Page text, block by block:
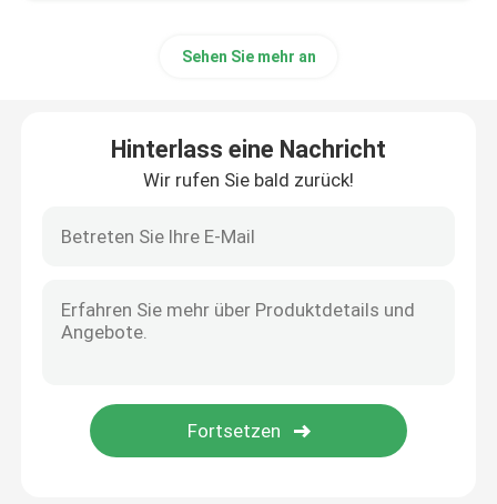
Sehen Sie mehr an
Hinterlass eine Nachricht
Wir rufen Sie bald zurück!